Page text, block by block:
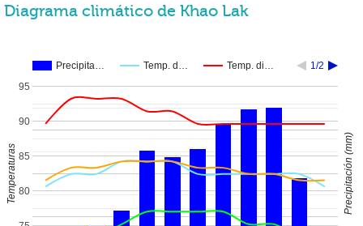
Diagrama climático de Khao Lak
Precipita… Temp. d… Temp. di… 1/2
80
85
90
95
Temperaturas Precipitación (mm)